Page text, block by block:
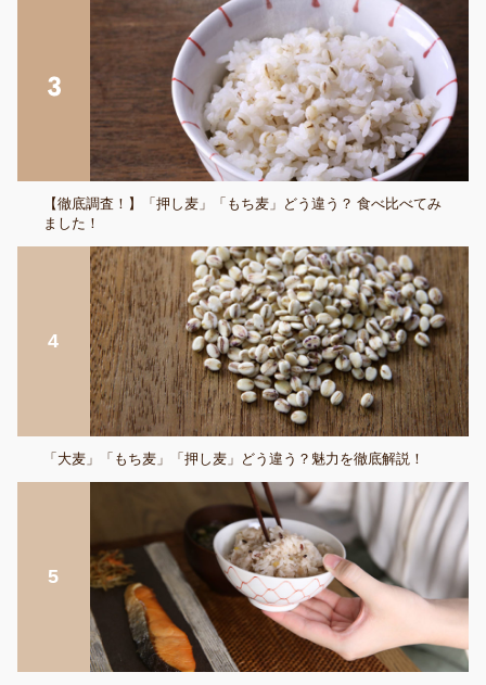
【徹底調査！】「押し麦」「もち麦」どう違う？ 食べ比べてみ
ました！
「大麦」「もち麦」「押し麦」どう違う？魅力を徹底解説！